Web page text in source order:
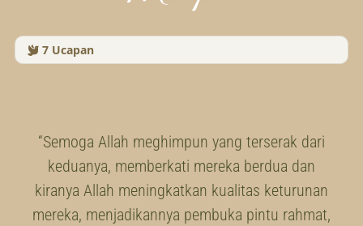
7 Ucapan
“Semoga Allah meghimpun yang terserak dari
keduanya, memberkati mereka berdua dan
kiranya Allah meningkatkan kualitas keturunan
mereka, menjadikannya pembuka pintu rahmat,